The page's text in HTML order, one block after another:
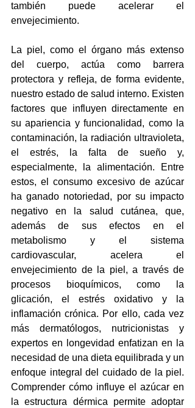
también puede acelerar el
envejecimiento.
La piel, como el órgano más extenso
del cuerpo, actúa como barrera
protectora y refleja, de forma evidente,
nuestro estado de salud interno. Existen
factores que influyen directamente en
su apariencia y funcionalidad, como la
contaminación, la radiación ultravioleta,
el estrés, la falta de sueño y,
especialmente, la alimentación. Entre
estos, el consumo excesivo de azúcar
ha ganado notoriedad, por su impacto
negativo en la salud cutánea, que,
además de sus efectos en el
metabolismo y el sistema
cardiovascular, acelera el
envejecimiento de la piel, a través de
procesos bioquímicos, como la
glicación, el estrés oxidativo y la
inflamación crónica. Por ello, cada vez
más dermatólogos, nutricionistas y
expertos en longevidad enfatizan en la
necesidad de una dieta equilibrada y un
enfoque integral del cuidado de la piel.
Comprender cómo influye el azúcar en
la estructura dérmica permite adoptar